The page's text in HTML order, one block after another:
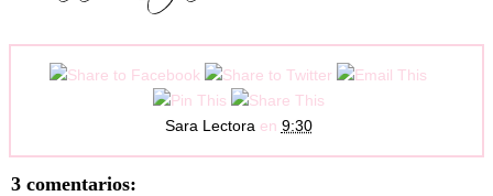
Sara Lectora en 9:30
3 comentarios: